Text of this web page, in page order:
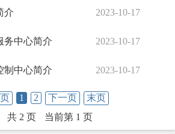
介 2023-10-17
务中心简介 2023-10-17
制中心简介 2023-10-17
1 2 下一页
末页
共 2 页 当前第 1 页